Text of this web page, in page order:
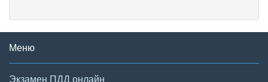
Меню
Экзамен ПДД онлайн